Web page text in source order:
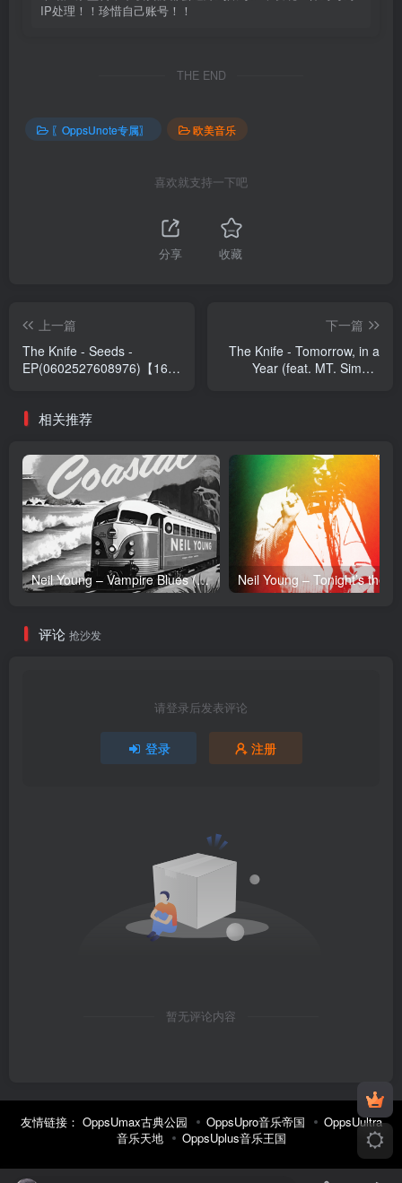
IP处理！！珍惜自己账号！！
THE END
〖OppsUnote专属〗 欧美音乐
喜欢就支持一下吧
分享 收藏
上一篇
The Knife - Seeds -
EP(0602527608976)【16bit
下一篇
The Knife - Tomorrow, in a
Year (feat. MT. Sims &
相关推荐
Neil Young – Vampire Blues (Live) – Single(054391239303)【24bit／96.0kHz】土耳其区
评论 抢沙发
请登录后发表评论
登录 注册
暂无评论内容
友情链接： OppsUmax古典公园 OppsUpro音乐帝国
OppsUultra
音乐天地
OppsUplus音乐王国